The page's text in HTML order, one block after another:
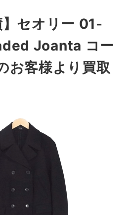
】セオリー 01-
Joanta コー
お客様より買取